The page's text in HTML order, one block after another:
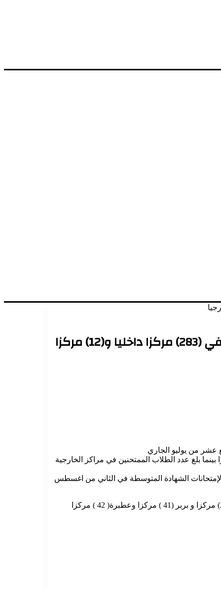
والي نهر النيل يطلع على الترتيبات النهائيةلانطلاق إمتحانات الشهادة الابتدائية بالسبت في (283) مركزا داخليا و(12) مركزا
عشر من يوليو الجاري
وزير التربية والتعليم بالولاية أحمد حامد يس ان عدد الطلاب الممتحنين في الداخل (44) ألف و(7) طالبا في (283) مركزا بينما بلغ عدد الطلاب الممتحنين في مراكز الخارجية
لإمتحانات الشهادة المتوسطة في الثاني من اغسطس
وكشف وزير التربية والتعليم عقب لقائه والي نهر النيل محمد البدوي ان عدد المراكز حسب المحليات ،محلية البحيرة( 8) مراكزا و ابوحمد (24) مركزا و بربر (41 ) مركزا وعطبرة( 42 ) مركزا